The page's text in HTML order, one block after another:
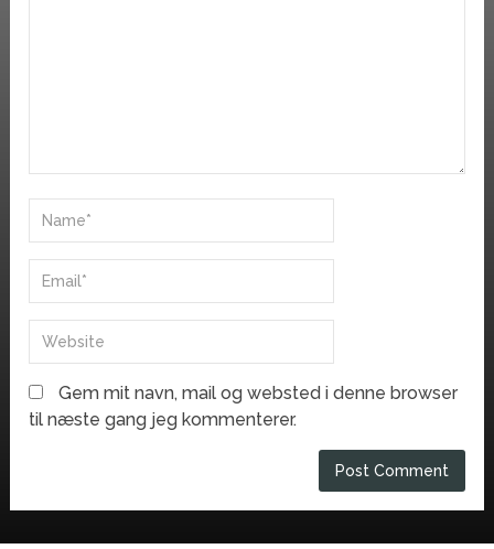
Gem mit navn, mail og websted i denne browser
til næste gang jeg kommenterer.